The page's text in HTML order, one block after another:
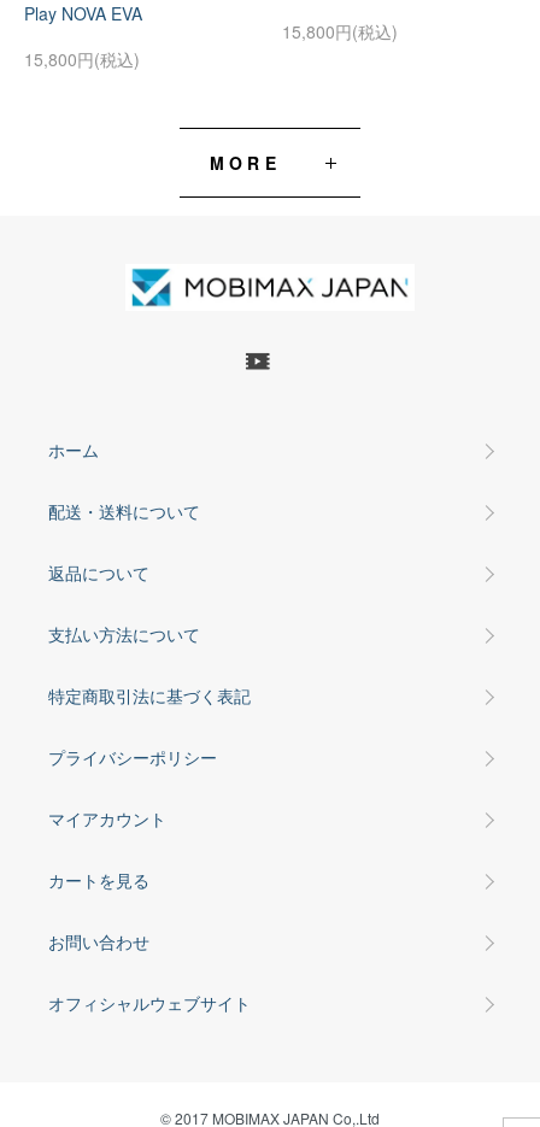
Play NOVA EVA
15,800円(税込)
15,800円(税込)
MORE
ホーム
配送・送料について
返品について
支払い方法について
特定商取引法に基づく表記
プライバシーポリシー
マイアカウント
カートを見る
お問い合わせ
オフィシャルウェブサイト
© 2017 MOBIMAX JAPAN Co,.Ltd